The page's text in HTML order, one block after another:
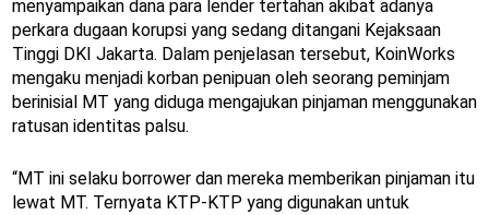
menyampaikan dana para lender tertahan akibat adanya
perkara dugaan korupsi yang sedang ditangani Kejaksaan
Tinggi DKI Jakarta. Dalam penjelasan tersebut, KoinWorks
mengaku menjadi korban penipuan oleh seorang peminjam
berinisial MT yang diduga mengajukan pinjaman menggunakan
ratusan identitas palsu.
“MT ini selaku borrower dan mereka memberikan pinjaman itu
lewat MT. Ternyata KTP-KTP yang digunakan untuk